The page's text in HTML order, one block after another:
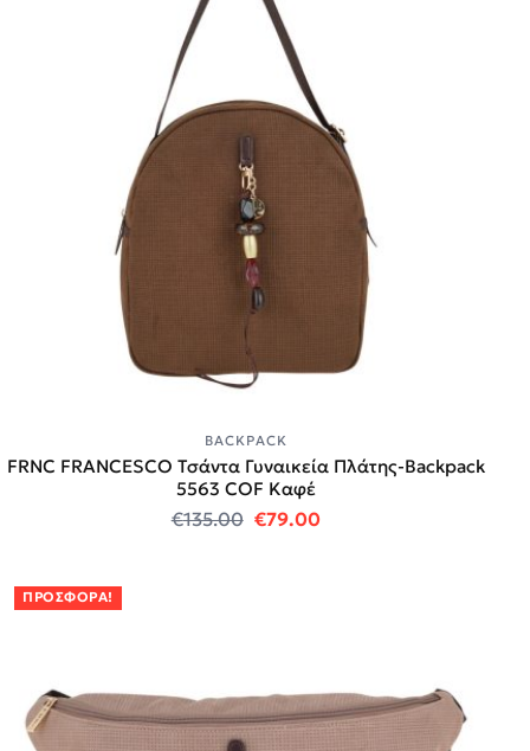
BACKPACK
FRNC FRANCESCO Τσάντα Γυναικεία Πλάτης-Backpack
5563 COF Καφέ
€135.00 Original price was: €135.00.
€79.00Η τρέχουσα τιμή
ΠΡΟΣΦΟΡΆ!